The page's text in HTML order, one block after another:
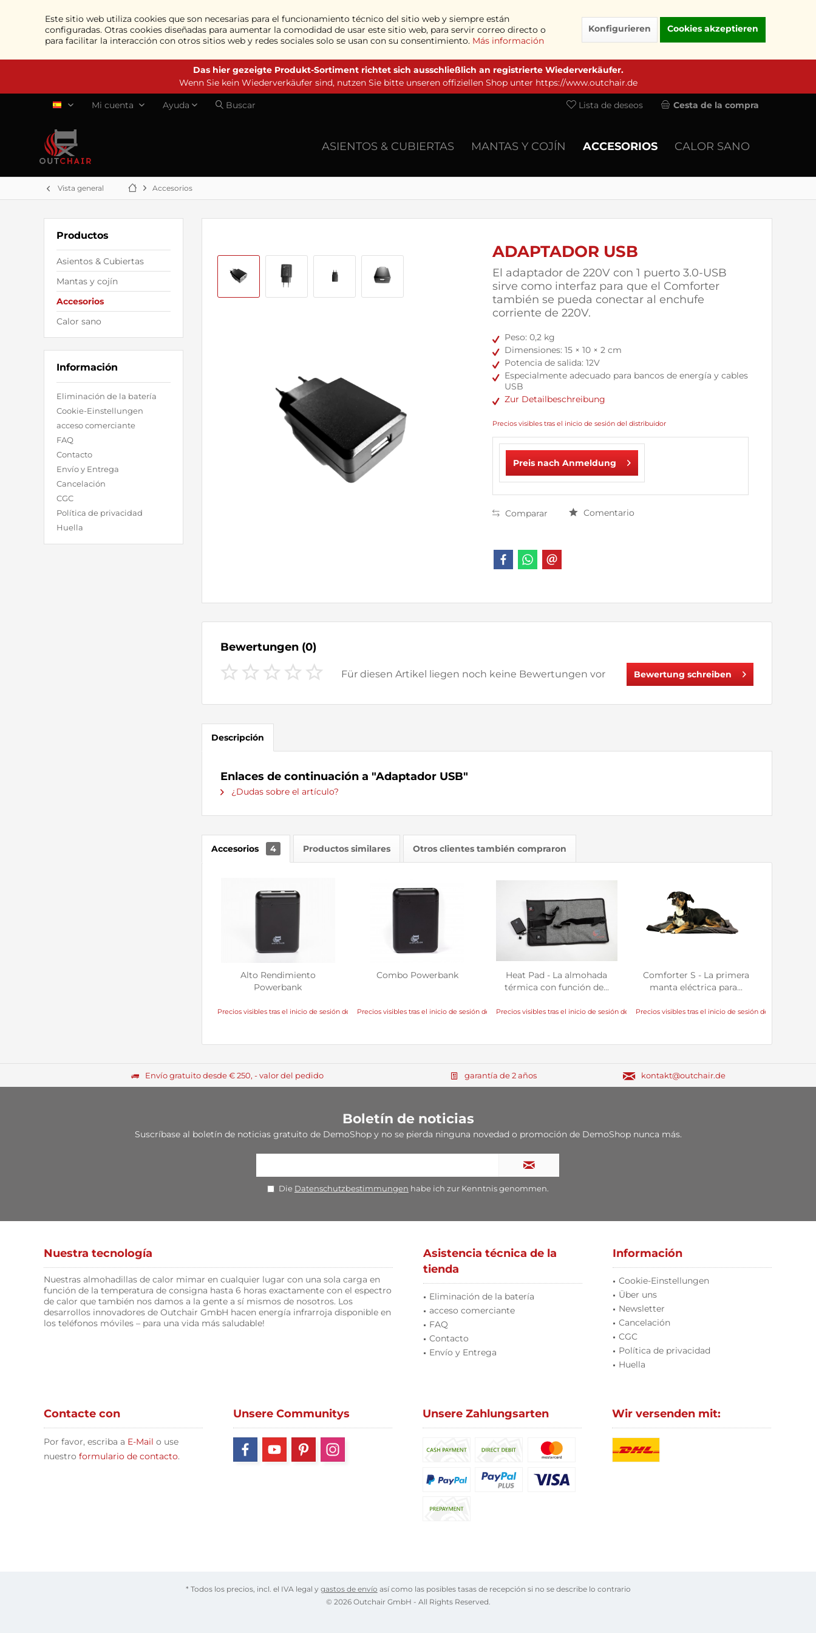
Este sitio web utiliza cookies que son necesarias para el funcionamiento técnico del sitio web y siempre están
configuradas. Otras cookies diseñadas para aumentar la comodidad de usar este sitio web, para servir correo directo o
para facilitar la interacción con otros sitios web y redes sociales solo se usan con su consentimiento. Más información
Konfigurieren Cookies akzeptieren
Das hier gezeigte Produkt-Sortiment richtet sich ausschließlich an registrierte Wiederverkäufer.
Wenn Sie kein Wiederverkäufer sind, nutzen Sie bitte unseren offiziellen Shop unter https://www.outchair.de
Cesta de la compra
Lista de deseos
Mi cuenta Ayuda Buscar
ASIENTOS & CUBIERTAS MANTAS Y COJÍN ACCESORIOS CALOR SANO
Vista general Accesorios
Productos
Asientos & Cubiertas
Mantas y cojín
Accesorios
Calor sano
Información
Eliminación de la batería
Cookie-Einstellungen
acceso comerciante
FAQ
Contacto
Envío y Entrega
Cancelación
CGC
Política de privacidad
Huella
ADAPTADOR USB
El adaptador de 220V con 1 puerto 3.0-USB
sirve como interfaz para que el Comforter
también se pueda conectar al enchufe
corriente de 220V.
Peso: 0,2 kg
Dimensiones: 15 × 10 × 2 cm
Potencia de salida: 12V
Especialmente adecuado para bancos de energía y cables
USB
Zur Detailbeschreibung
Precios visibles tras el inicio de sesión del distribuidor
Preis nach Anmeldung
Comparar Comentario
Bewertungen (0)
Für diesen Artikel liegen noch keine Bewertungen vor Bewertung schreiben
Descripción
Enlaces de continuación a "Adaptador USB"
¿Dudas sobre el artículo?
Accesorios 4 Productos similares Otros clientes también compraron
Alto Rendimiento
Powerbank
Precios visibles tras el inicio de sesión del distribuidor
Combo Powerbank
Precios visibles tras el inicio de sesión del distribuidor
Heat Pad - La almohada
térmica con función de...
Precios visibles tras el inicio de sesión del distribuidor
Comforter S - La primera
manta eléctrica para...
Precios visibles tras el inicio de sesión del distribuidor
Envío gratuito desde € 250, - valor del pedido garantía de 2 años kontakt@outchair.de
Boletín de noticias
Suscríbase al boletín de noticias gratuito de DemoShop y no se pierda ninguna novedad o promoción de DemoShop nunca más.
Die Datenschutzbestimmungen habe ich zur Kenntnis genommen.
Nuestra tecnología
Nuestras almohadillas de calor mimar en cualquier lugar con una sola carga en
función de la temperatura de consigna hasta 6 horas exactamente con el espectro
de calor que también nos damos a la gente a sí mismos de nosotros. Los
desarrollos innovadores de Outchair GmbH hacen energía infrarroja disponible en
los teléfonos móviles – para una vida más saludable!
Asistencia técnica de la
tienda
Eliminación de la batería
acceso comerciante
FAQ
Contacto
Envío y Entrega
Información
Cookie-Einstellungen
Über uns
Newsletter
Cancelación
CGC
Política de privacidad
Huella
Contacte con
Por favor, escriba a E-Mail o use
nuestro formulario de contacto.
Unsere Communitys Unsere Zahlungsarten Wir versenden mit:
* Todos los precios, incl. el IVA legal y gastos de envío así como las posibles tasas de recepción si no se describe lo contrario
© 2026 Outchair GmbH - All Rights Reserved.